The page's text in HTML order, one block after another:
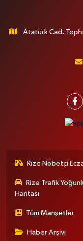
Atatürk Cad.
Rize Nöbetçi
Rize Trafik
Haritası
Tüm Manşetler
Haber Arşivi